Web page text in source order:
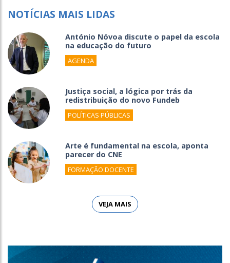
NOTÍCIAS MAIS LIDAS
António Nóvoa discute o papel da escola
na educação do futuro
AGENDA
Justiça social, a lógica por trás da
redistribuição do novo Fundeb
POLÍTICAS PÚBLICAS
Arte é fundamental na escola, aponta
parecer do CNE
FORMAÇÃO DOCENTE
VEJA MAIS